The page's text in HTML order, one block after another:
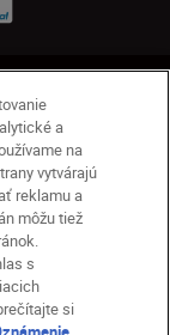
údajov
a
na
vytvárajú
reklamu a
môžu tiež
s
si